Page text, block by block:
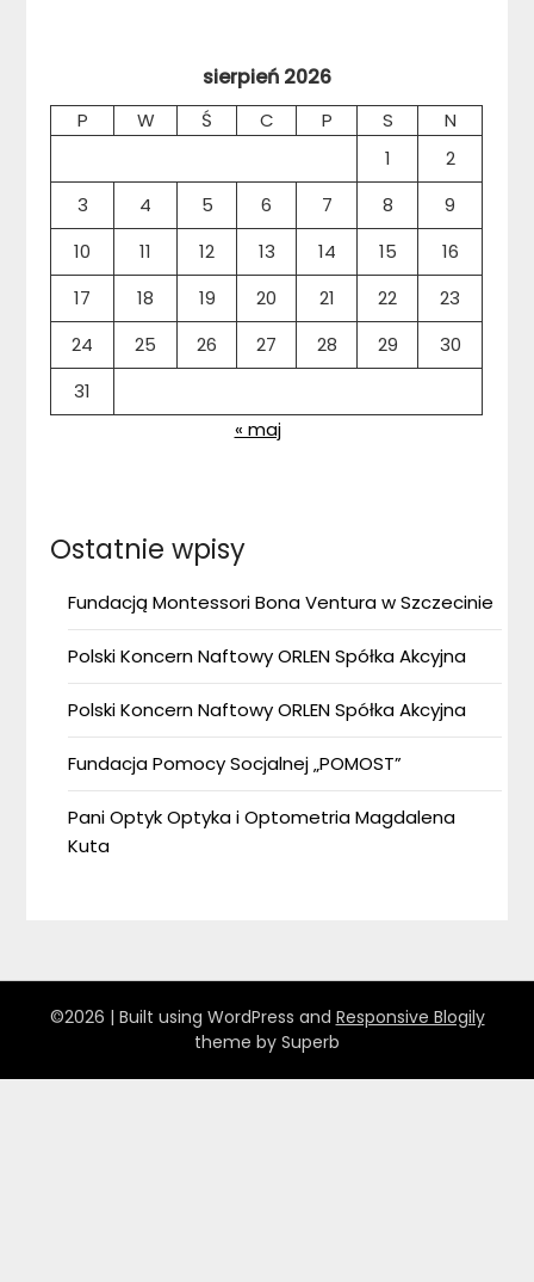
sierpień 2026
P W Ś C P S
N
1
2
3
4 5 6 7 8
9
10
11 12 13 14 15
16
17
18 19 20 21 22
23
24
25 26 27 28 29
30
31
« maj
Ostatnie wpisy
Fundacją Montessori Bona Ventura w Szczecinie
Polski Koncern Naftowy ORLEN Spółka Akcyjna
Polski Koncern Naftowy ORLEN Spółka Akcyjna
Fundacja Pomocy Socjalnej „POMOST”
Pani Optyk Optyka i Optometria Magdalena
Kuta
©2026 | Built using WordPress and Responsive Blogily
theme by Superb